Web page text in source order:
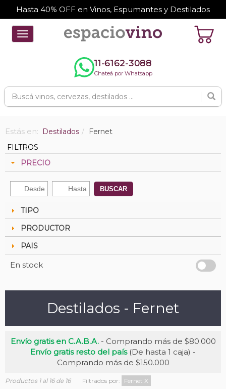
Hasta 40% OFF en Vinos, Espumantes y Destilados
Toggle
navigation
11-6162-3088
Chateá por Whatsapp
Estás en: Destilados
Fernet
FILTROS
PRECIO
BUSCAR
TIPO
PRODUCTOR
PAIS
En stock
Destilados - Fernet
Envío gratis en C.A.B.A.- Comprando más de $80.000
Envío gratis resto del país(De hasta 1 caja) -
Comprando más de $150.000
Productos 1 al 16 de 16 Filtrados por: Fernet X